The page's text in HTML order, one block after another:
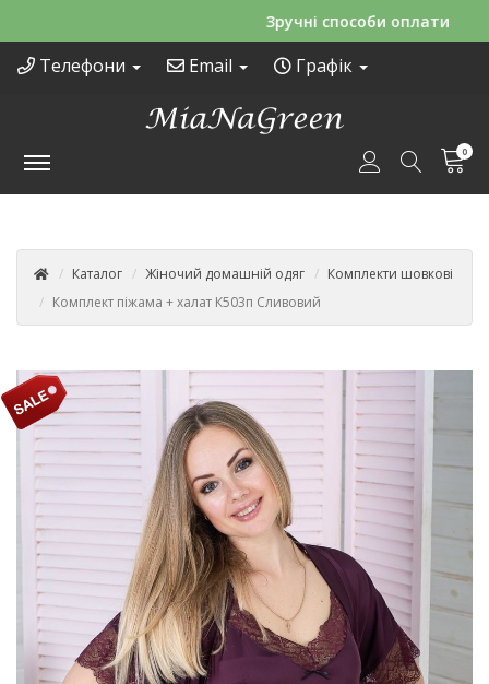
Зручні способи оплати
Телефони Email Графік
0
Каталог Жіночий домашній одяг
Комплекти шовкові
Комплект піжама + халат К503п Сливовий